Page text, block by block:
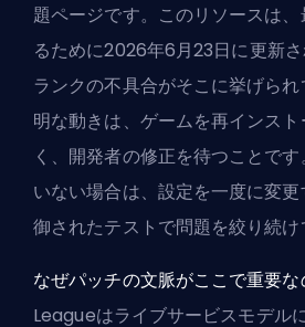
題ページです。このリソースは
るために2026年6月23日に更新
ランクの不具合がそこに挙げら
明な動きは、ゲームを再インス
く、開発者の修正を待つことで
いない場合は、設定を一度に変
御されたテストで問題を絞り続け
なぜパッチの文脈がここで重要な
Leagueはライブサービスモデル